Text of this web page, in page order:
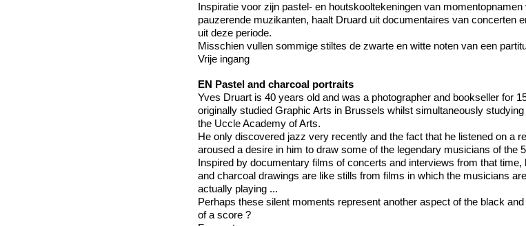
Inspiratie voor zijn pastel- en houtskooltekeningen van momentopnamen
pauzerende muzikanten, haalt Druard uit documentaires van concerten
uit deze periode.
Misschien vullen sommige stiltes de zwarte en witte noten van een
Vrije ingang
EN Pastel and charcoal portraits
Yves Druart is 40 years old and was a photographer and bookseller for
originally studied Graphic Arts in Brussels whilst simultaneously
the Uccle Academy of Arts.
He only discovered jazz very recently and the fact that he listened on a
aroused a desire in him to draw some of the legendary musicians of the
Inspired by documentary films of concerts and interviews from that time,
and charcoal drawings are like stills from films in which the musicians
actually playing ...
Perhaps these silent moments represent another aspect of the black
of a score ?